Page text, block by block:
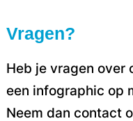
Vragen?
Heb je vragen over
een infographic op
Neem dan contact